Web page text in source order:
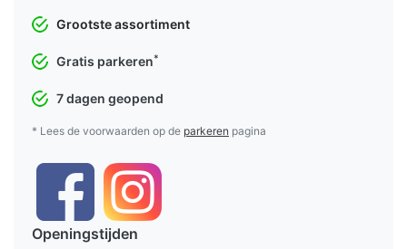
Grootste assortiment
Gratis parkeren*
7 dagen geopend
* Lees de voorwaarden op de parkeren pagina
Openingstijden